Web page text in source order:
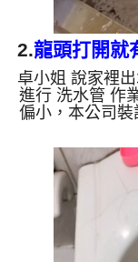
2.龍頭打開就
卓小姐 說家裡
進行 洗水管 作
偏小，本公司
至水管，等了
波 模式，一洗
樣，四個多小
如水管老化，
會是咖啡色，
管垢，洗出來
水，是因為裡